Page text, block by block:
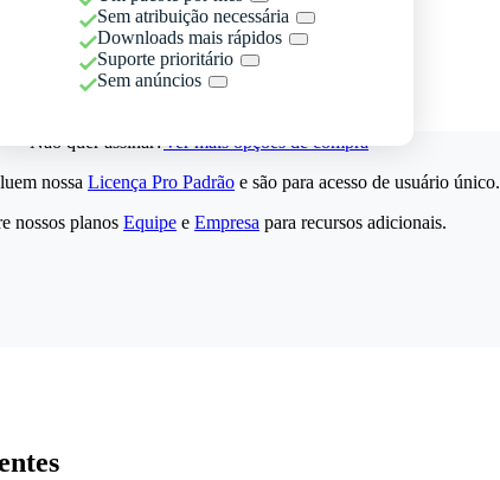
Sem atribuição necessária
Downloads mais rápidos
Suporte prioritário
Sem anúncios
Não quer assinar?Ver mais opções de compra
nossa Licença Pro Padrão e são para acesso de usuário único.
nossos planos Equipe e Empresa para recursos adicionais.